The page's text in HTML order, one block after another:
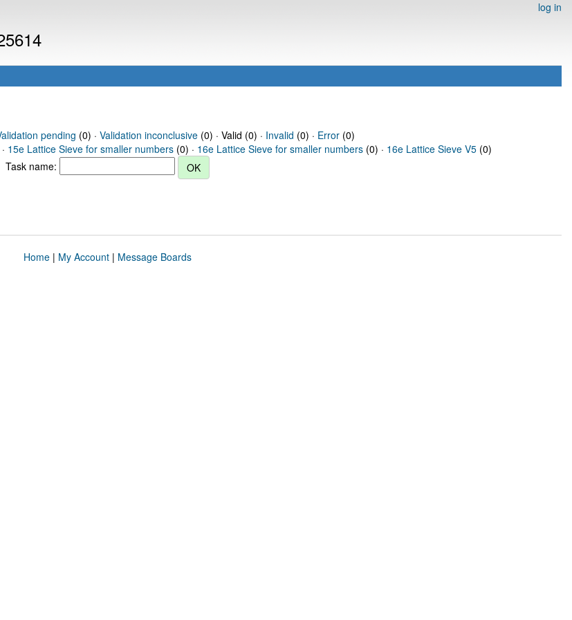
log in
pending (0) · Validation inconclusive(0) · Valid (0) · Invalid (0) · Error(0)
15e Lattice Sieve for smaller numbers (0) · 16e Lattice Sieve for smaller numbers (0) · 16e Lattice Sieve V5 (0)
Task name:
Home| My Account| Message Boards